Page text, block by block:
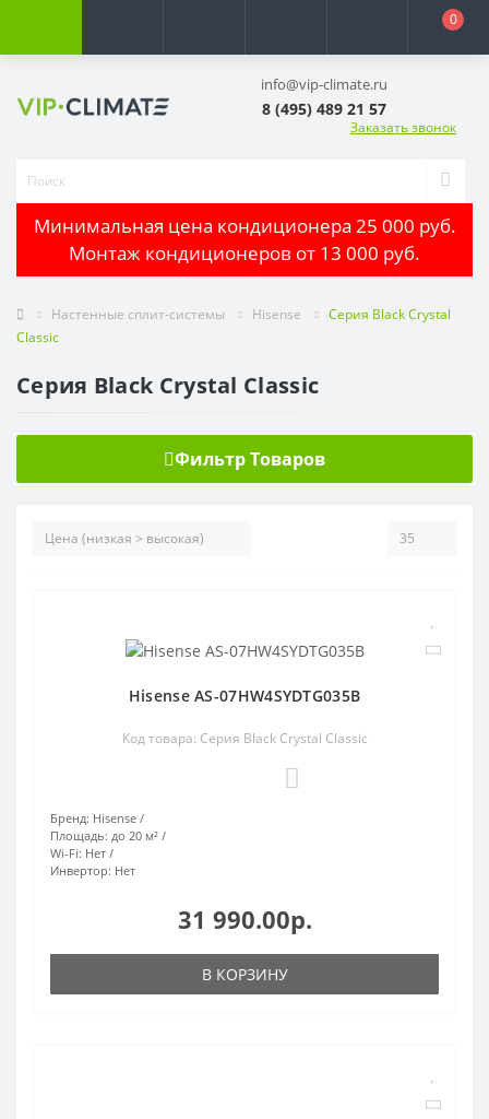
0
info@vip-climate.ru
8 (495) 489 21 57
Заказать звонок
Минимальная цена кондиционера 25 000 руб.
Монтаж кондиционеров от 13 000 руб.
Настенные сплит-системы Hisense
Серия Black Crystal
Classic
Серия Black Crystal Classic
Фильтр Товаров
Hisense AS-07HW4SYDTG035В
Код товара: Серия Black Crystal Classic
Бренд: Hisense
Площадь: до 20 м²
Wi-Fi: Нет
Инвертор: Нет
31 990.00р.
В КОРЗИНУ